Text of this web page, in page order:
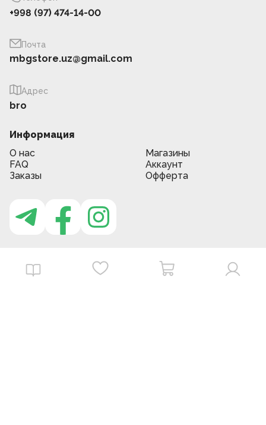
+998 (97) 474-14-00
Почта
mbgstore.uz@gmail.com
Адрес
bro
Информация
О нас
Магазины
FAQ
Аккаунт
Заказы
Офферта
Приложение MBG store